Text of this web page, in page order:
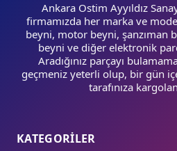
Ankara Ostim Ayyıldız
firmamızda her marka ve
beyni, motor beyni, şanzıman
beyni ve diğer elektronik
Aradığınız parçayı
geçmeniz yeterli olup, bir gün
tarafınıza
KATEGORİLER